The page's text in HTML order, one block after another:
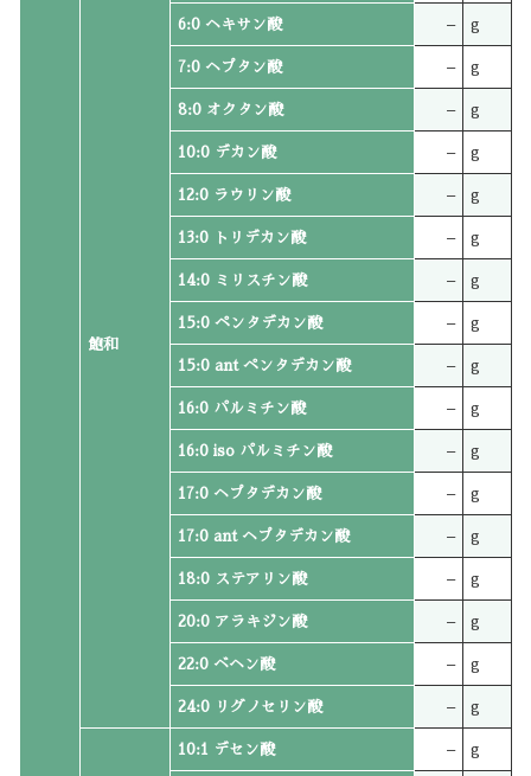
飽和
6:0 ヘキサン酸 – g
7:0 ヘプタン酸 – g
8:0 オクタン酸 – g
10:0 デカン酸 – g
12:0 ラウリン酸 – g
13:0 トリデカン酸 – g
14:0 ミリスチン酸 – g
15:0 ペンタデカン酸 – g
15:0 ant ペンタデカン酸 – g
16:0 パルミチン酸 – g
16:0 iso パルミチン酸 – g
17:0 ヘプタデカン酸 – g
17:0 ant ヘプタデカン酸 – g
18:0 ステアリン酸 – g
20:0 アラキジン酸 – g
22:0 ベヘン酸 – g
24:0 リグノセリン酸 – g
10:1 デセン酸 – g